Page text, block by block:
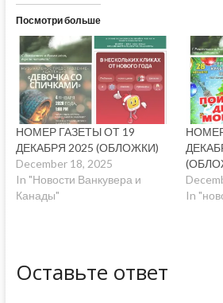
Посмотри больше
НОМЕР ГАЗЕТЫ ОТ 19
ДЕКАБРЯ 2025 (ОБЛОЖКИ)
December 18, 2025
In "Новости Ванкувера и
Канады"
In
Оставьте ответ